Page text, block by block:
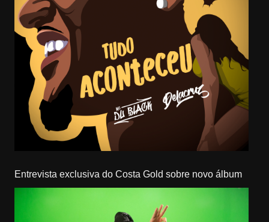
Entrevista exclusiva do Costa Gold sobre novo álbum